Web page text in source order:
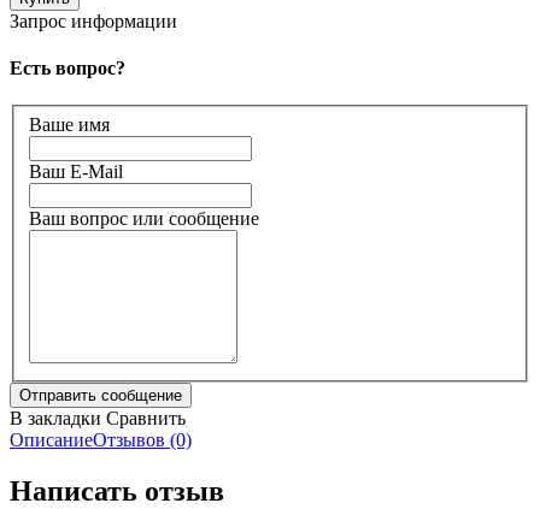
Запрос информации
Есть вопрос?
Ваше имя
Ваш E-Mail
Ваш вопрос или сообщение
В закладки Сравнить
ОписаниеОтзывов (0)
Написать отзыв